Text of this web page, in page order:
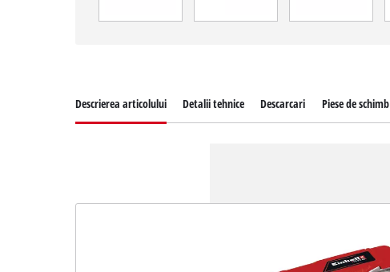
Descrierea articolului Detalii tehnice Descarcari Piese de schimb